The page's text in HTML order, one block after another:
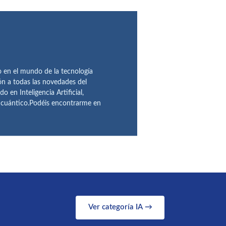
en el mundo de la tecnología
a todas las novedades del
en Inteligencia Artificial,
encontrarme en
Ver categoría IA →